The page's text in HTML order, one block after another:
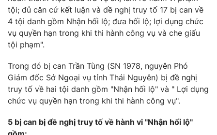
Thị trường 24h Tấm lòng Việt
VTV4 Vươn mình bằng AI
VTV9 VTV8
Liên hệ tòa soạn English
tội; đủ căn cứ kết luận và đề nghị truy tố 17 bị can về
4 tội danh gồm Nhận hối lộ; đưa hối lộ; lợi dụng chức
vụ quyền hạn trong khi thi hành công vụ và che giấu
tội phạm".
Trong đó bị can Trần Tùng (SN 1978, nguyên Phó
Giám đốc Sở Ngoại vụ tỉnh Thái Nguyên) bị đề nghị
truy tố về hai tội danh gồm "Nhận hối lộ" và " Lợi dụng
chức vụ quyền hạn trong khi thi hành công vụ".
5 bị can bị đề nghị truy tố về hành vi "Nhận hối lộ"